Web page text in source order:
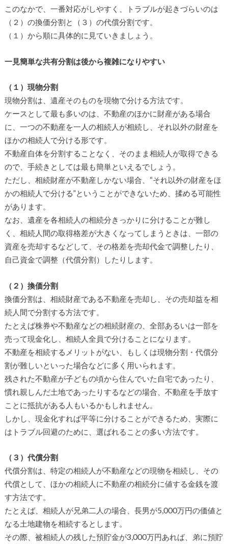
このなかで、一番対応がしやすく、トラブルが起きづらいのは
（２）の換価分割と（３）の代償分割です。
（１）から順に具体的に見ていきましょう。
一見簡単な共有分割は後から複雑になりやすい
（１）現物分割
現物分割は、遺産そのものを現物で分ける方法です。
ケースとして最も多いのは、不動産のほかに財産がある場合
に、一つの不動産を一人の相続人が相続し、それ以外の財産を
ほかの相続人で分ける形です。
不動産自体を分割することなく、そのまま相続人が取得できる
ので、手続きとしては最も簡単といえるでしょう。
ただし、相続財産が不動産しかない場合、“それ以外の財産をほ
かの相続人で分ける”ということができないため、揉める可能性
があります。
なお、遺産を各相続人の相続分きっかりに分けることが難し
く、相続人間の取得格差が大きくなってしまうときは、一部の
資産を売却するなどして、その格差を売却代金で調整したり、
自己資金で調整（代償分割）したりします。
（２）換価分割
換価分割は、相続財産である不動産を売却し、その売却益を相
続人間で分割する方法です。
たとえば株券や不動産などの相続財産の、全部あるいは一部を
売って現金化し、相続人全員で分けることになります。
不動産を相続するメリットがない、もしくは現物分割・代償分
割が難しいといった場合などに多く用いられます。
残された不動産が子どもの頃から住んでいた自宅であったり、
慣れ親しんだ土地であったりするなどの場合、不動産を手放す
ことに抵抗がある人もいるかもしれません。
しかし、現金化すれば平等に分けることができるため、実際に
はトラブル回避のために、選ばれることの多い方法です。
（３）代償分割
代償分割は、特定の相続人が不動産などの現物を相続し、その
代償として、ほかの相続人に不動産の相続分に値する金銭を渡
す方法です。
たとえば、相続人が兄弟二人の場合、長男が5,000万円の価値と
なる土地建物を相続するとします。
その際、被相続人の残した預貯金が3,000万円あれば、弟に預貯